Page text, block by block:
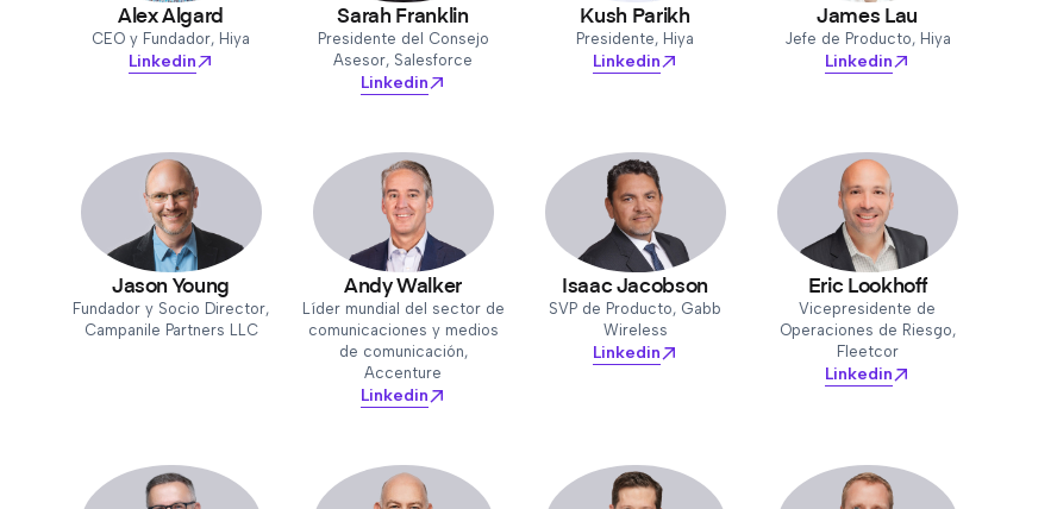
Alex Algard
CEO y Fundador, Hiya
Linkedin
Sarah Franklin
Presidente del Consejo
Asesor, Salesforce
Linkedin
Kush Parikh
Presidente, Hiya
Linkedin
James Lau
Jefe de Producto, Hiya
Linkedin
Jason Young
Fundador y Socio Director,
Campanile Partners LLC
Andy Walker
Líder mundial del sector de
comunicaciones y medios
de comunicación,
Accenture
Linkedin
Isaac Jacobson
SVP de Producto, Gabb
Wireless
Linkedin
Eric Lookhoff
Vicepresidente de
Operaciones de Riesgo,
Fleetcor
Linkedin